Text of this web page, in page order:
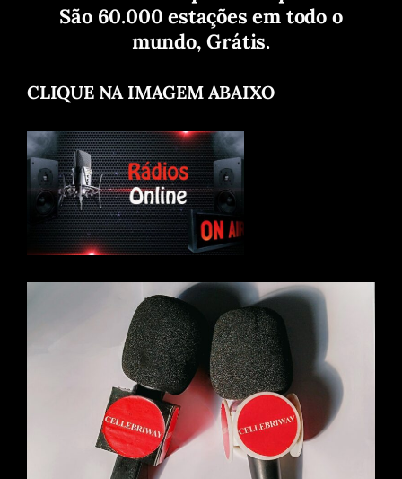
São 60.000 estações em todo o
mundo, Grátis.
CLIQUE NA IMAGEM ABAIXO